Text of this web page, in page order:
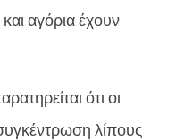
αγόρια έχουν
ότι οι
λίπους